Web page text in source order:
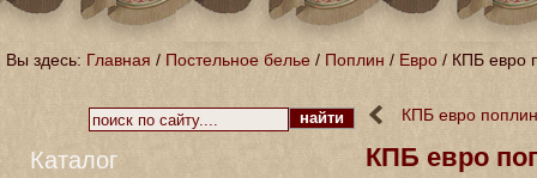
Вы здесь: Главная / Постельное белье / Поплин / Евро / КПБ евро
КПБ евро
КПБ евро
Каталог